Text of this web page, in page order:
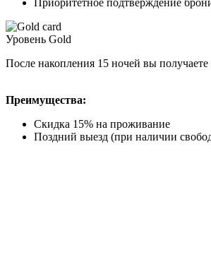
Уровень Gold
После накопления 15 ночей вы получаете
Преимущества:
Скидка 15% на проживание
Поздний выезд (при наличии